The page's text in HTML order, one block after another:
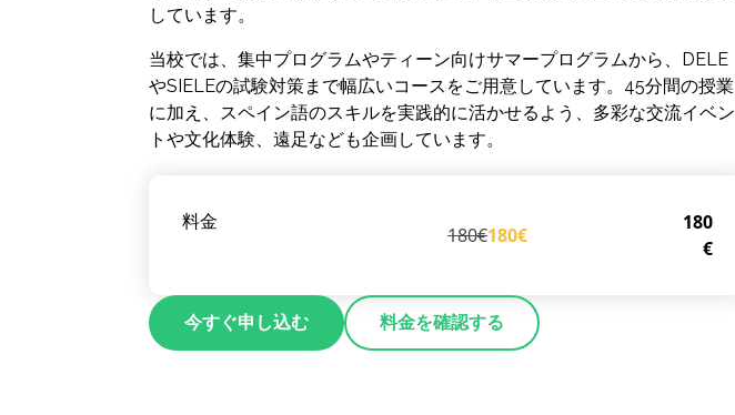
しています。
当校では、集中プログラムやティーン向けサマープログラムから、DELE
やSIELEの試験対策まで幅広いコースをご用意しています。45分間の授業
に加え、スペイン語のスキルを実践的に活かせるよう、多彩な交流イベン
トや文化体験、遠足なども企画しています。
料金
180
€
180€180€
今すぐ申し込む 料金を確認する